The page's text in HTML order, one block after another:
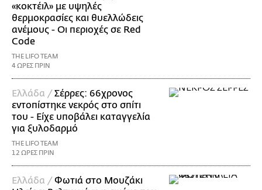
«κοκτέιλ» με υψηλές
θερμοκρασίες και θυελλώδεις
ανέμους - Οι περιοχές σε Red
Code
THE LIFO TEAM
4 ΩΡΕΣ ΠΡΙΝ
Ελλάδα /Σέρρες: 66χρονος
εντοπίστηκε νεκρός στο σπίτι
του - Είχε υποβάλει καταγγελία
για ξυλοδαρμό
THE LIFO TEAM
12 ΩΡΕΣ ΠΡΙΝ
Ελλάδα /Φωτιά στο Μουζάκι